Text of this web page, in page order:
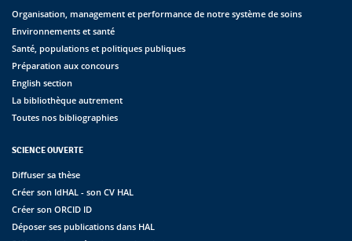
Organisation, management et performance de notre système de soins
Environnements et santé
Santé, populations et politiques publiques
Préparation aux concours
English section
La bibliothèque autrement
Toutes nos bibliographies
SCIENCE OUVERTE
Diffuser sa thèse
Créer son IdHAL - son CV HAL
Créer son ORCID ID
Déposer ses publications dans HAL